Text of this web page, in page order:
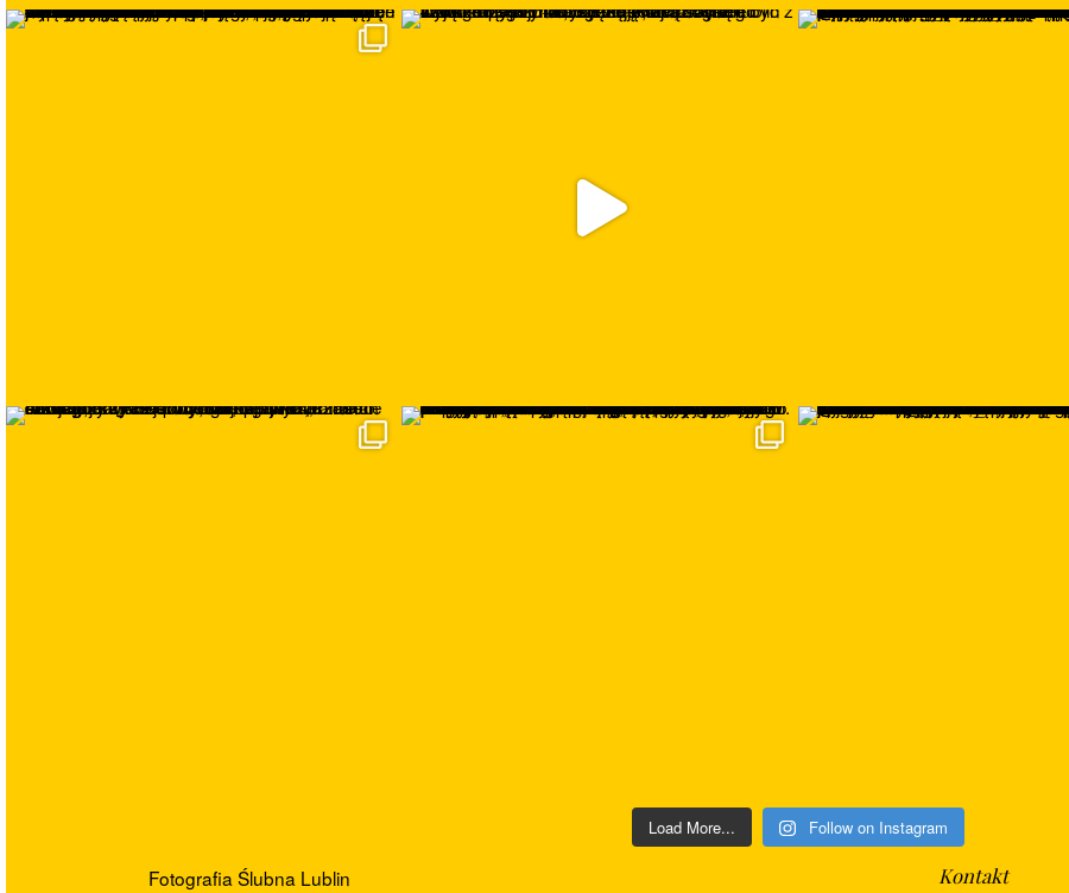
Load More... Follow on Instagram
Fotografia Ślubna Lublin Kontakt